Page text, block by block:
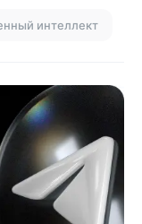
интеллект